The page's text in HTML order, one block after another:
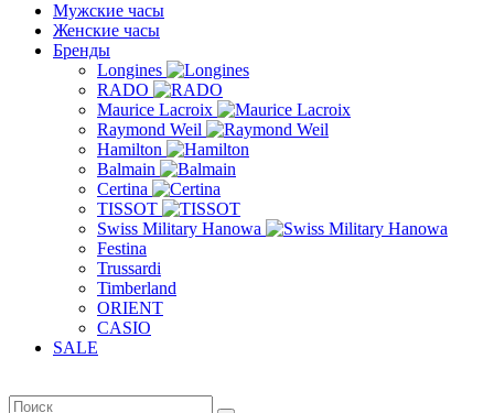
Мужские часы
Женские часы
Бренды
Longines
RADO
Maurice Lacroix
Raymond Weil
Hamilton
Balmain
Certina
TISSOT
Swiss Military Hanowa
Festina
Trussardi
Timberland
ORIENT
CASIO
SALE